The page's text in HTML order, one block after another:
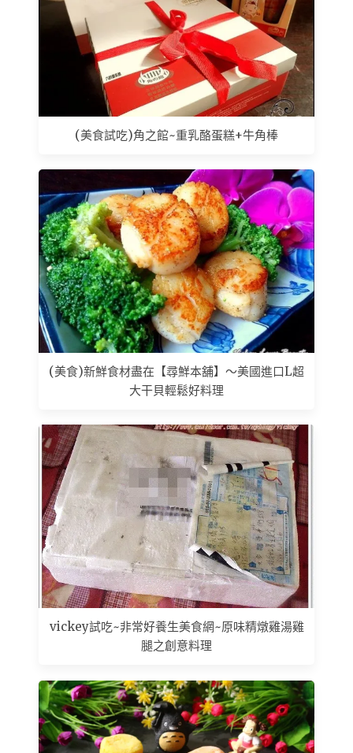
(美食試吃)角之館~重乳酪蛋糕+牛角棒
(美食)新鮮食材盡在【尋鮮本舖】～美國進口L超
大干貝輕鬆好料理
vickey試吃~非常好養生美食網~原味精燉雞湯雞
腿之創意料理